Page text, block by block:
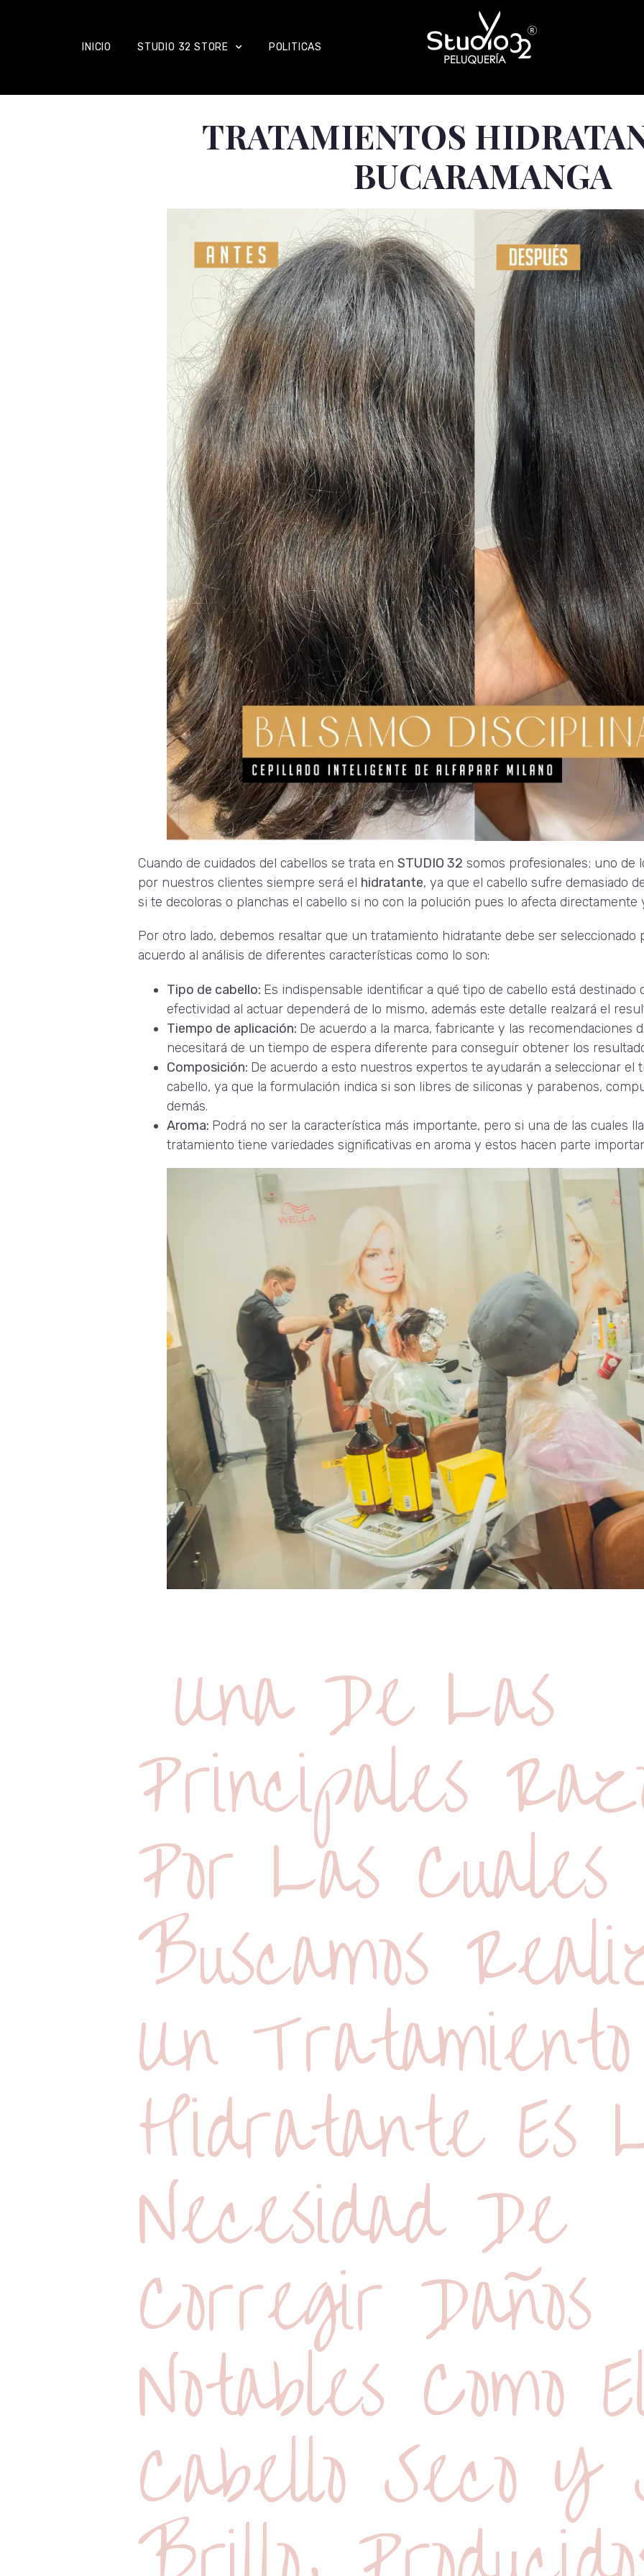
INICIO STUDIO 32 STORE POLITICAS
TRATAMIENTOS
BUCARAMANGA
Cuando de cuidados del cabellos se trata en STUDIO 32 somos profesionales; uno de
por nuestros clientes siempre será el hidratante, ya que el cabello sufre demasiado
si te decoloras o planchas el cabello si no con la polución pues lo afecta directamente
Por otro lado, debemos resaltar que un tratamiento hidratante debe ser
acuerdo al análisis de diferentes características como lo son:
Tipo de cabello: Es indispensable identificar a qué tipo de cabello está destinado
efectividad al actuar dependerá de lo mismo, además este detalle realzará el
Tiempo de aplicación: De acuerdo a la marca, fabricante y las recomendaciones
necesitará de un tiempo de espera diferente para conseguir obtener los
Composición: De acuerdo a esto nuestros expertos te ayudarán a seleccionar
cabello, ya que la formulación indica si son libres de siliconas y parabenos,
demás.
Aroma: Podrá no ser la característica más importante, pero si una de las cuales
tratamiento tiene variedades significativas en aroma y estos hacen parte
Una De Las
Principales
Por Las Cuales
Buscamos
Un Tratamiento
Hidratante Es
Necesidad De
Corregir Daños
Notables Como
Cabello Seco Y